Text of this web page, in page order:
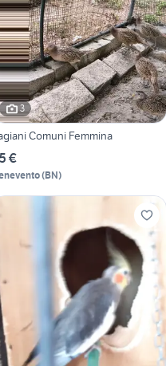
3
Comuni Femmina
€
(BN)